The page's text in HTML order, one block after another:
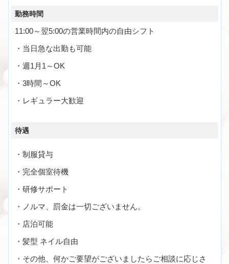
勤務時間
11:00～翌5:00の営業時間内の自由シフト
・当日急な出勤も可能
・週1月1～OK
・3時間～OK
・レギュラー大歓迎
待遇
・制服貸与
・完全個室待機
・研修サポート
・ノルマ、罰金は一切ございません。
・店泊可能
・髪型 ネイル自由
・その他、何かご要望がございましたらご相談に応じさ